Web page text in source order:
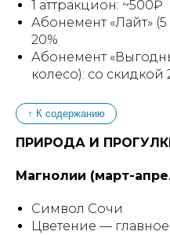
1 аттракцион: ~500₽
Абонемент «Лайт»
20%
Абонемент
колесо): со скидкой
↑ К содержанию
ПРИРОДА И
Магнолии (март-
Символ Сочи
Цветение —